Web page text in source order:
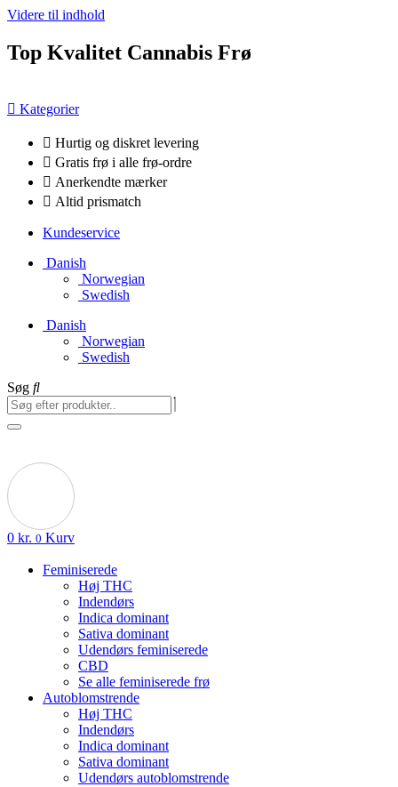
Videre til indhold
Top Kvalitet Cannabis Frø
Kategorier
Hurtig og diskret levering
Gratis frø i alle frø-ordre
Anerkendte mærker
Altid prismatch
Kundeservice
Danish
Norwegian
Swedish
Danish
Norwegian
Swedish
Søg
0 kr. 0 Kurv
Feminiserede
Høj THC
Indendørs
Indica dominant
Sativa dominant
Udendørs feminiserede
CBD
Se alle feminiserede frø
Autoblomstrende
Høj THC
Indendørs
Indica dominant
Sativa dominant
Udendørs autoblomstrende